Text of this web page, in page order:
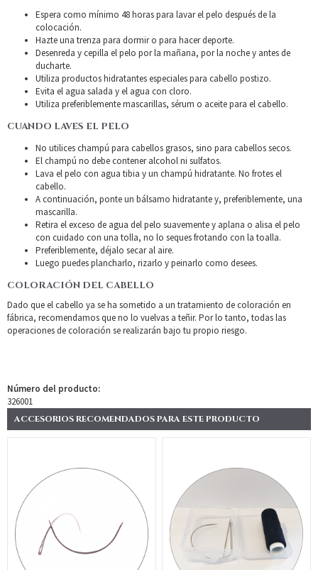
Espera como mínimo 48 horas para lavar el pelo después de la
colocación.
Hazte una trenza para dormir o para hacer deporte.
Desenreda y cepilla el pelo por la mañana, por la noche y antes de
ducharte.
Utiliza productos hidratantes especiales para cabello postizo.
Evita el agua salada y el agua con cloro.
Utiliza preferiblemente mascarillas, sérum o aceite para el cabello.
CUANDO LAVES EL PELO
No utilices champú para cabellos grasos, sino para cabellos secos.
El champú no debe contener alcohol ni sulfatos.
Lava el pelo con agua tibia y un champú hidratante. No frotes el
cabello.
A continuación, ponte un bálsamo hidratante y, preferiblemente, una
mascarilla.
Retira el exceso de agua del pelo suavemente y aplana o alisa el pelo
con cuidado con una tolla, no lo seques frotando con la toalla.
Preferiblemente, déjalo secar al aire.
Luego puedes plancharlo, rizarlo y peinarlo como desees.
COLORACIÓN DEL CABELLO
Dado que el cabello ya se ha sometido a un tratamiento de coloración en
fábrica, recomendamos que no lo vuelvas a teñir. Por lo tanto, todas las
operaciones de coloración se realizarán bajo tu propio riesgo.
Número del producto:
326001
ACCESORIOS RECOMENDADOS PARA ESTE PRODUCTO